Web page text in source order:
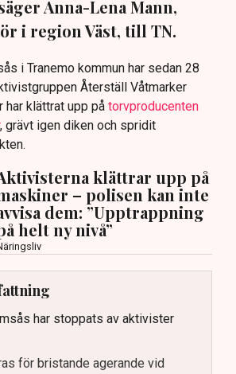
Anna-Lena Mann,
i region Väst, till TN.
i Tranemo kommun har sedan 28
Återställ Våtmarker
klättrat upp på torvproducenten
, grävt igen diken och spridit
klättrar upp på
– polisen kan inte
dem: ”Upptrappning
helt ny nivå”
har stoppats av aktivister
för bristande agerande vid